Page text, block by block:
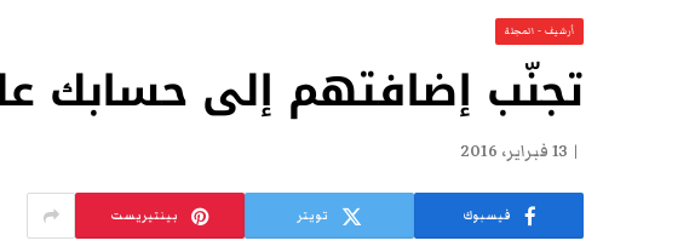
أرشيف - المجلة
تجنّب إضافتهم إلى حسابك
13 فبراير، 2016
فيسبوك تويتر بينتيريست